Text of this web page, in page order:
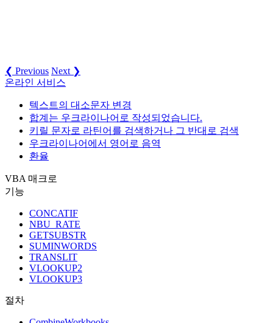
❮ Previous Next ❯
온라인 서비스
텍스트의 대소문자 변경
합계는 우크라이나어로 작성되었습니다.
키릴 문자로 라틴어를 검색하거나 그 반대로 검색
우크라이나어에서 영어로 음역
환율
VBA 매크로
기능
CONCATIF
NBU_RATE
GETSUBSTR
SUMINWORDS
TRANSLIT
VLOOKUP2
VLOOKUP3
절차